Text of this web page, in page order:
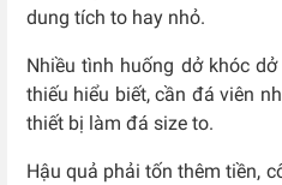
dung tích to hay nhỏ.
Nhiều tình huống dở khóc
thiếu hiểu biết, cần đá viên
thiết bị làm đá size to.
Hậu quả phải tốn thêm tiền,